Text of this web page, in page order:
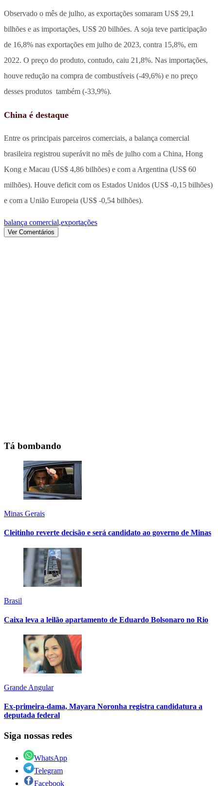
Observado o mês de julho, as exportações somaram US$ 29,1
bilhões e as importações, US$ 20 bilhões. A soja teve participação
de 16,8% nas exportações em julho de 2023, contra 15,8%, em
2022. O preço do produto, contudo, caiu 21,8%. Nas importações,
houve redução na compra de combustíveis (-49,6%) e no preço
desses produtos também (-33,9%).
China é destaque
Entre os principais parceiros comerciais, a balança comercial
brasileira registrou superávit no mês de julho com a China, Hong
Kong e Macau (US$ 4,86 bilhões) e com a Argentina (US$ 60
milhões). Houve deficit com os Estados Unidos (US$ -0,15 bilhões)
e com a União Europeia (US$ -0,54 bilhões).
balança comercial,exportações
Ver Comentários
Tá bombando
Minas Gerais
Cleitinho reverte decisão e será candidato ao governo de Minas
Brasil
Caixa leva a leilão apartamento de Eduardo Bolsonaro no Rio
Grande Angular
Ex-primeira-dama, Mayara Noronha registra candidatura a
deputada federal
Siga nossas redes
WhatsApp
Telegram
Facebook